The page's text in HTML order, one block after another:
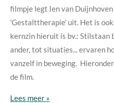
filmpje legt Ien van
'Gestalttherapie' uit. Het is
kernzin hieruit is bv.: Stilstaan
ander, tot situaties... ervaren
vanzelf in beweging.
de film.
Lees meer »